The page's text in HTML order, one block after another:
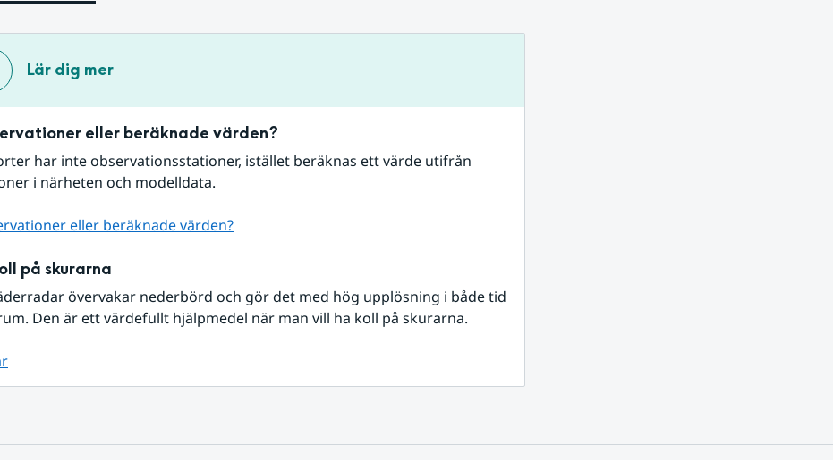
Lär dig mer
eller beräknade värden?
har inte observationsstationer, istället beräknas ett värde utifrån
i närheten och modelldata.
eller beräknade värden?
på skurarna
övervakar nederbörd och gör det med hög upplösning i både tid
Den är ett värdefullt hjälpmedel när man vill ha koll på skurarna.